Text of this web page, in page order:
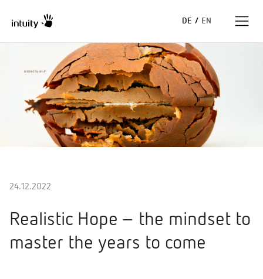
DE / EN
Expertise
Erfolgsgeschichten
24.12.2022
Realistic Hope – the mindset to
master the years to come